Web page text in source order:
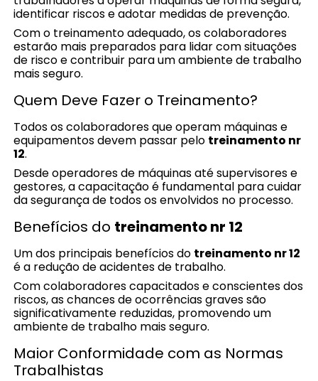
identificar riscos e adotar medidas de prevenção.
Com o treinamento adequado, os colaboradores
estarão mais preparados para lidar com situações
de risco e contribuir para um ambiente de trabalho
mais seguro.
Quem Deve Fazer o Treinamento?
Todos os colaboradores que operam máquinas e
equipamentos devem passar pelo treinamento nr
12.
Desde operadores de máquinas até supervisores e
gestores, a capacitação é fundamental para cuidar
da segurança de todos os envolvidos no processo.
Benefícios do treinamento nr 12
Um dos principais benefícios do treinamento nr 12
é a redução de acidentes de trabalho.
Com colaboradores capacitados e conscientes dos
riscos, as chances de ocorrências graves são
significativamente reduzidas, promovendo um
ambiente de trabalho mais seguro.
Maior Conformidade com as Normas
Trabalhistas